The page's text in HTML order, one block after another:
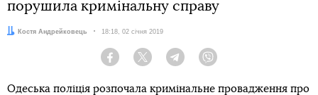
порушила кримінальну справу
Автор:Костя Андрейковець Дата:
18:18, 02 січня 2019
Facebook Twitter Telegram
Одеська поліція розпочала кримінальне провадження про